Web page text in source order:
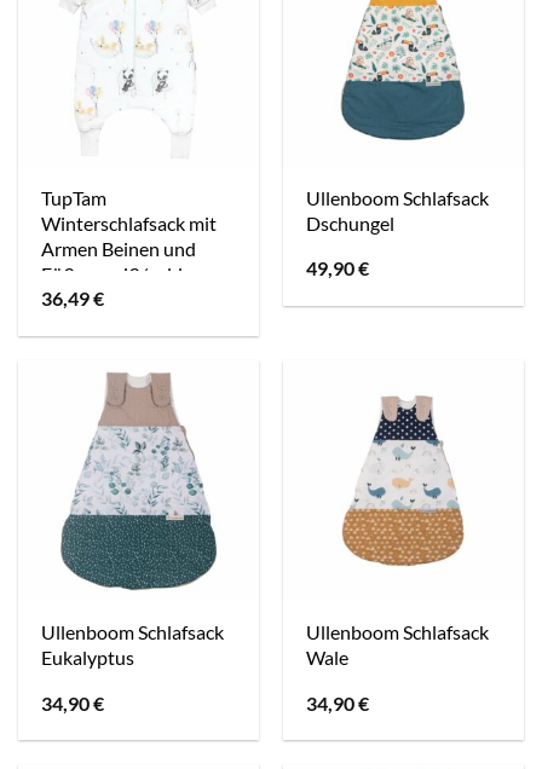
TupTam
Winterschlafsack mit
Armen Beinen und
Füßen weiß/gold
36,49€
Ullenboom Schlafsack
Dschungel
49,90€
Ullenboom Schlafsack
Eukalyptus
34,90€
Ullenboom Schlafsack
Wale
34,90€